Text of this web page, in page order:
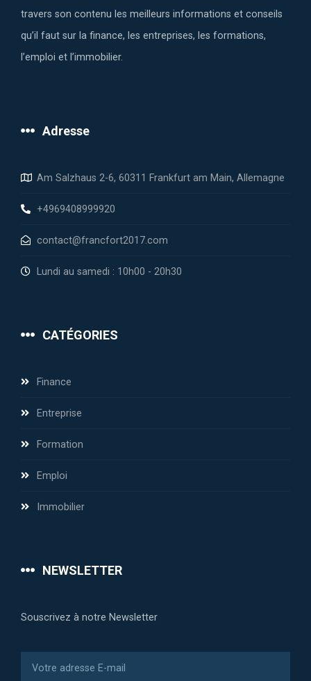
travers son contenu les meilleurs informations et conseils
qu’il faut sur la finance, les entreprises, les formations,
l’emploi et l’immobilier.
Adresse
Am Salzhaus 2-6, 60311 Frankfurt am Main, Allemagne
+4969408999920
contact@francfort2017.com
Lundi au samedi : 10h00 - 20h30
CATÉGORIES
Finance
Entreprise
Formation
Emploi
Immobilier
NEWSLETTER
Souscrivez à notre Newsletter